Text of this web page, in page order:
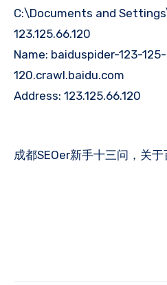
C:\Documents and
123.125.66.120
Name: baiduspider-123-
120.crawl.baidu.com
Address: 123.125.66.120
成都SEOer新手十三问，关